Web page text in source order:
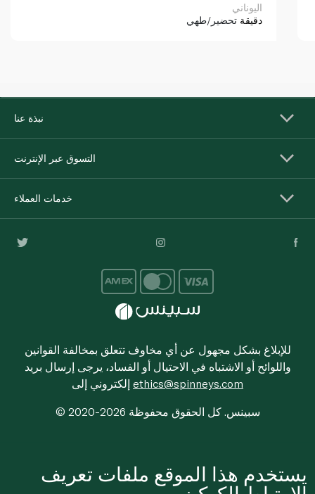
اليوناني
دقيقة تحضير/طهي
نبذة عنا
التسوق عبر الإنترنت
خدمات العملاء
للإبلاغ بشكل مجهول عن أي مخاوف تتعلق بمخالفة القوانين
واللوائح أو الاشتباه في الاحتيال أو الفساد، يرجى إرسال بريد
ethics@spinneys.com
© 2020-2026 سبينس. كل الحقوق محفوظة
يستخدم هذا الموقع ملفات تعريف